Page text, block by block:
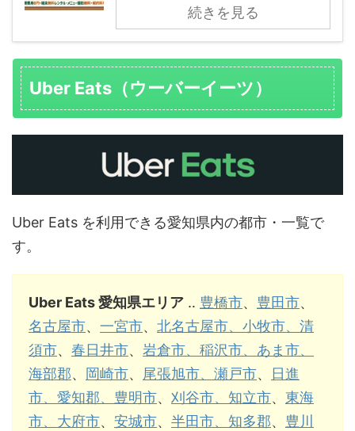
続きを見る
Uber Eats（ウーバーイーツ）
Uber Eats を利用できる愛知県内の都市・一覧で
す。
Uber Eats 愛知県エリア ‥ 豊橋市、 豊田市、
名古屋市、 一宮市、 北名古屋市、小牧市、清
須市、 春日井市、 岩倉市、稲沢市、あま市、
海部郡、 岡崎市、 尾張旭市、瀬戸市、
日進
市、愛知郡、豊明市、 刈谷市、知立市、 東海
市、大府市、 安城市、 半田市、知多郡、 豊川